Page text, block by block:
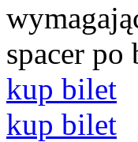
spacer
kup bilet
kup bilet